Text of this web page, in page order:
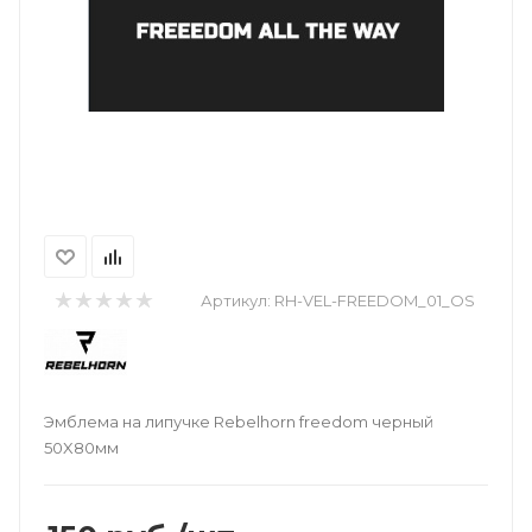
Артикул: RH-VEL-FREEDOM_01_OS
Эмблема на липучке Rebelhorn freedom черный
50X80мм